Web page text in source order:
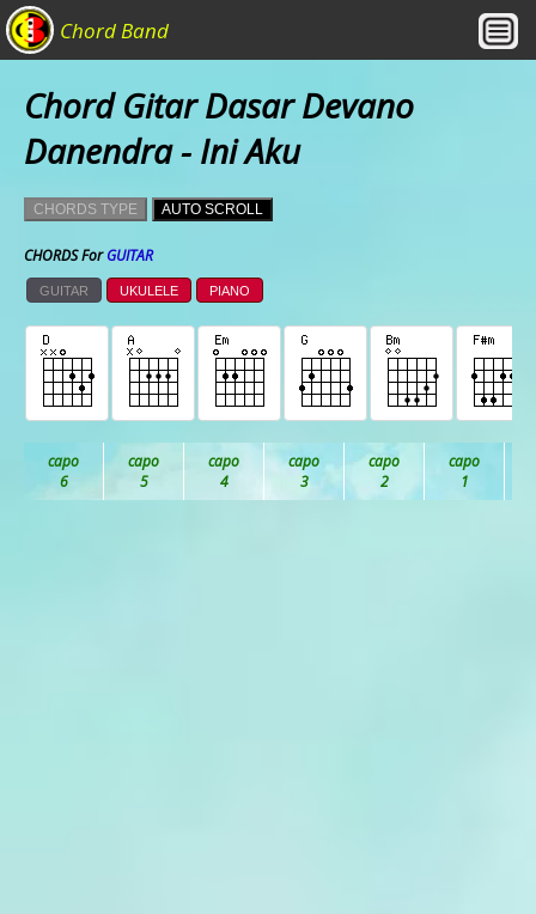
Chord Band
Chord Gitar Dasar Devano
Danendra - Ini Aku
CHORDS TYPE AUTO SCROLL
CHORDS ForGUITAR
GUITAR UKULELE PIANO